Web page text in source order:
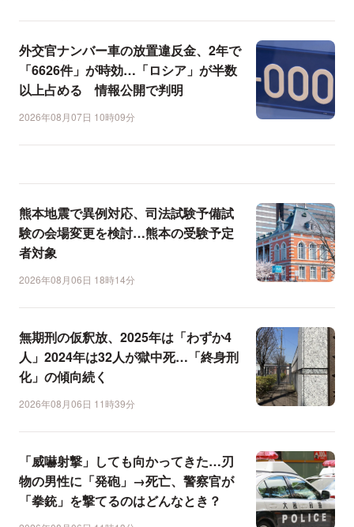
外交官ナンバー車の放置違反金、2年で
「6626件」が時効…「ロシア」が半数
以上占める 情報公開で判明
2026年08月07日 10時09分
熊本地震で異例対応、司法試験予備試
験の会場変更を検討…熊本の受験予定
者対象
2026年08月06日 18時14分
無期刑の仮釈放、2025年は「わずか4
人」2024年は32人が獄中死…「終身刑
化」の傾向続く
2026年08月06日 11時39分
「威嚇射撃」しても向かってきた…刃
物の男性に「発砲」→死亡、警察官が
「拳銃」を撃てるのはどんなとき？